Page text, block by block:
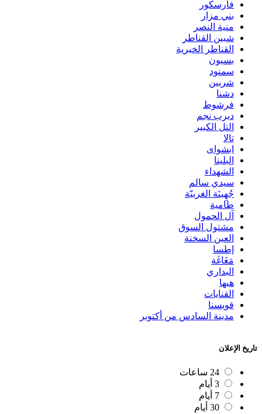
فارسكور
بني مزار
منية النصر
شبين القناطر
القناطر الخيرية
بسيون
سمنود
شربين
دشنا
فرشوط
ديرب نجم
التل الكبير
تالا
ابشواى
البلينا
الشهداء
سيدي سالم
جُهِينَة الغربيّة
طامية
آل الحمول
مشتول السوق
العين السخنة
إطسا
مَغَاغَة
البداري
هيها
القنايات
قويسنا
مدينة السادس من أكتوبر
تاريخ الإعلان
24 ساعات
3 أيام
7 أيام
30 أيام